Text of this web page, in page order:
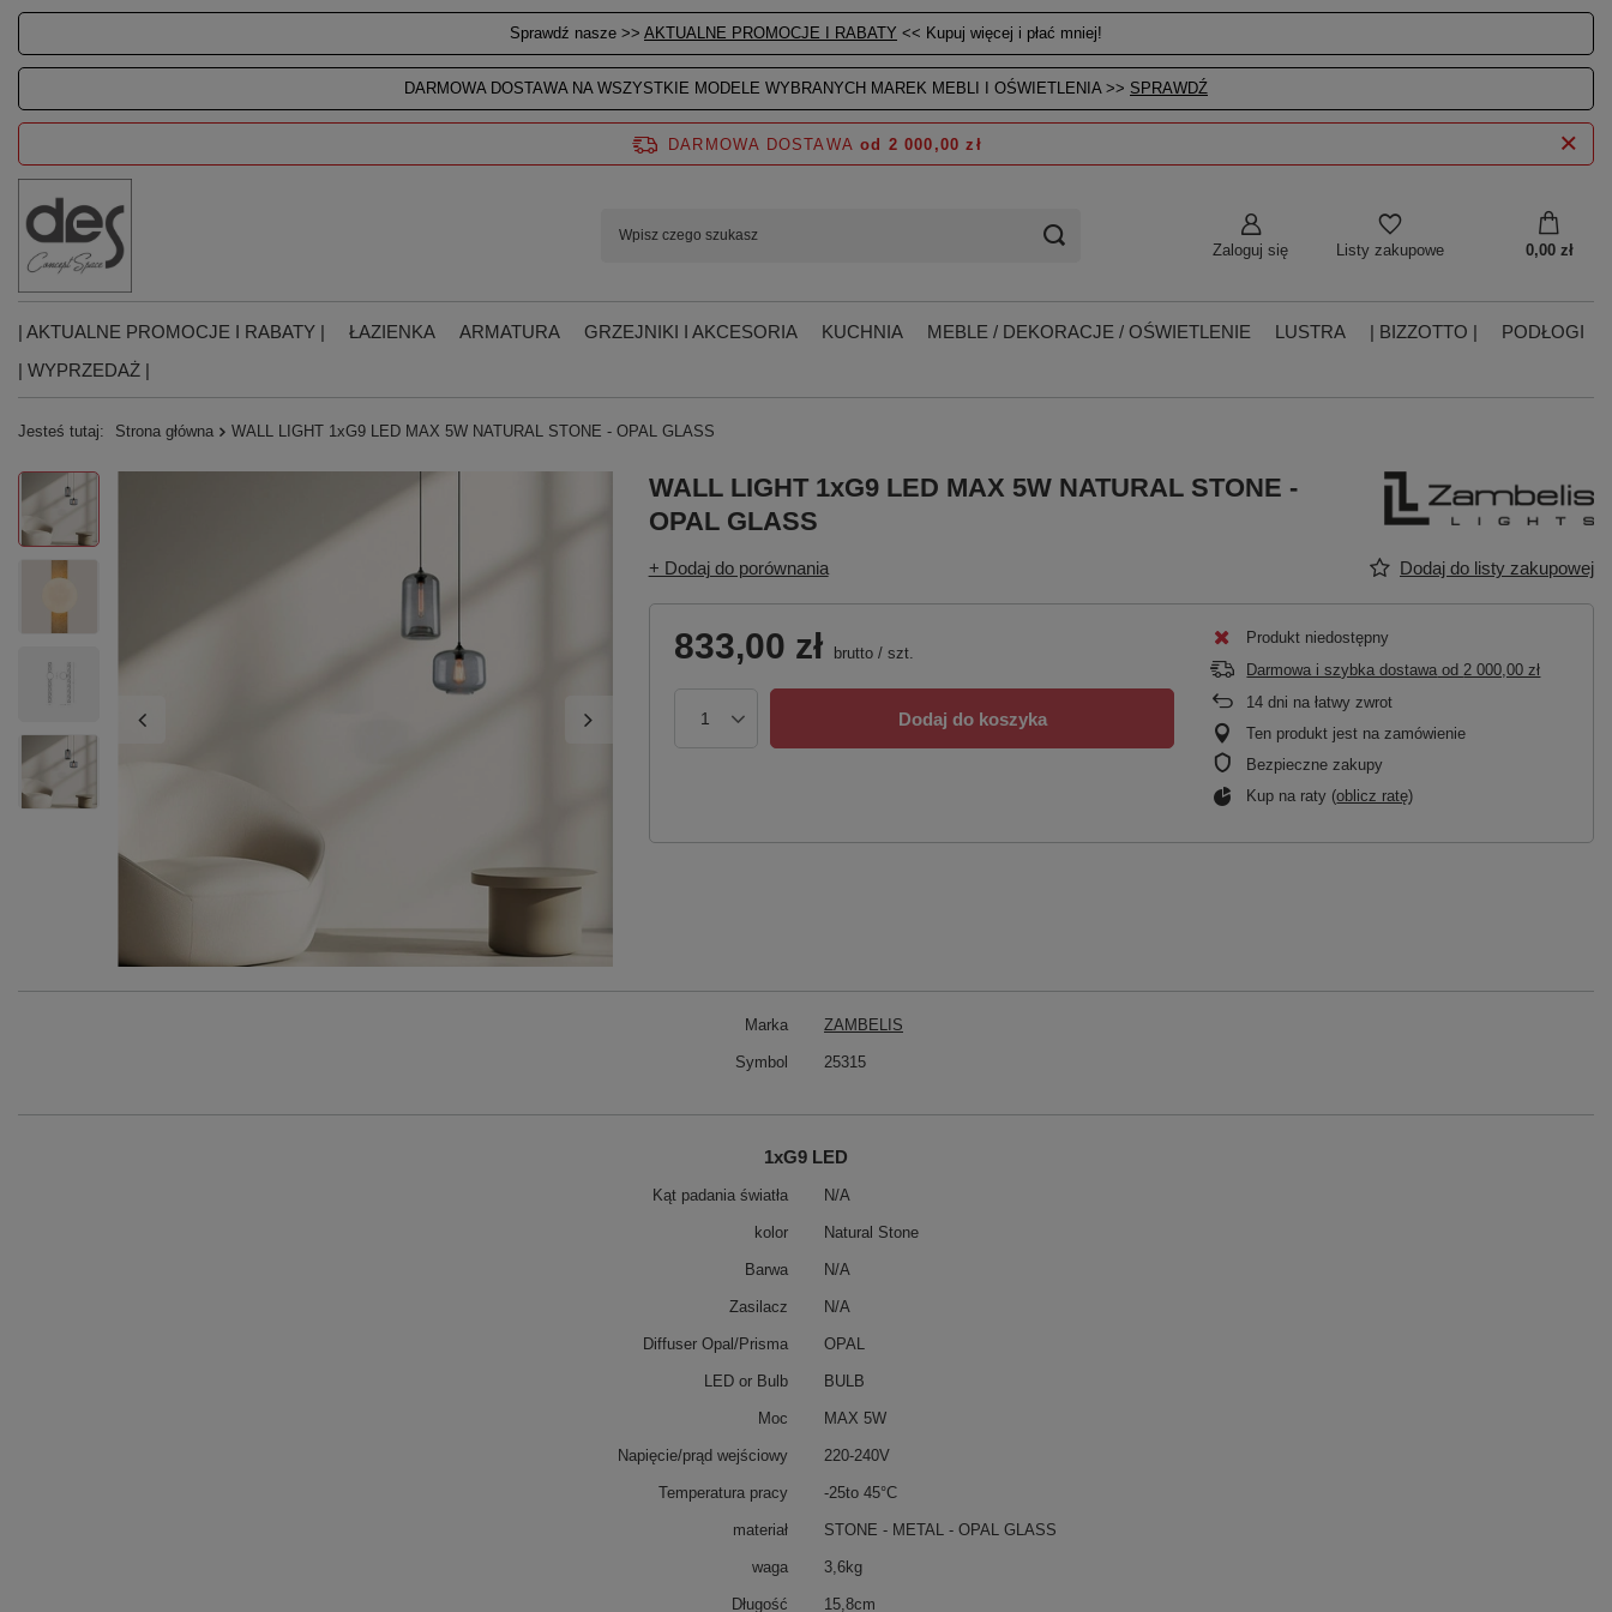
Sprawdź nasze >> AKTUALNE PROMOCJE I RABATY << Kupuj więcej i płać mniej!
DARMOWA DOSTAWA NA WSZYSTKIE MODELE WYBRANYCH MAREK MEBLI I OŚWIETLENIA >> SPRAWDŹ
Zaloguj się Listy zakupowe 0,00 zł
DARMOWA DOSTAWA od 2 000,00 zł
| AKTUALNE PROMOCJE I RABATY | ŁAZIENKA ARMATURA GRZEJNIKI I AKCESORIA KUCHNIA MEBLE / DEKORACJE / OŚWIETLENIE LUSTRA | BIZZOTTO |
PODŁOGI
| WYPRZEDAŻ |
Jesteś tutaj: Strona główna WALL LIGHT 1xG9 LED MAX 5W NATURAL STONE - OPAL GLASS
WALL LIGHT 1xG9 LED MAX 5W NATURAL STONE -
OPAL GLASS
+ Dodaj do porównania Dodaj do listy zakupowej
833,00 zł brutto/ szt.
Dodaj do koszyka
Produkt niedostępny
Darmowa i szybka dostawa od2 000,00 zł
14 dni na łatwy zwrot
Ten produkt jest na zamówienie
Bezpieczne zakupy
Kup na raty (oblicz ratę)
Marka ZAMBELIS
Symbol 25315
1xG9 LED
Kąt padania światła N/A
kolor Natural Stone
Barwa N/A
Zasilacz N/A
Diffuser Opal/Prisma OPAL
LED or Bulb BULB
Moc MAX 5W
Napięcie/prąd wejściowy 220-240V
Temperatura pracy -25to 45°C
materiał STONE - METAL - OPAL GLASS
waga 3,6kg
Długość 15,8cm